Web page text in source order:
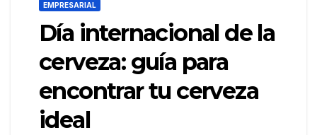
EMPRESARIAL
Día internacional de la
cerveza: guía para
encontrar tu cerveza
ideal